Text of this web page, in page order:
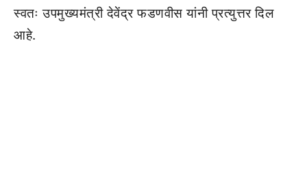
स्वतः उपमुख्यमंत्री देवेंद्र फडणवीस यांनी प्रत्युत्तर दिल
आहे.